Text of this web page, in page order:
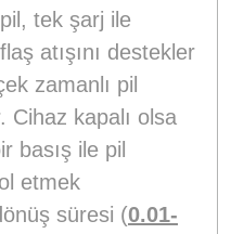
tek şarj ile
atışını destekler
zamanlı pil
Cihaz kapalı olsa
basış ile pil
etmek
süresi (0.01-